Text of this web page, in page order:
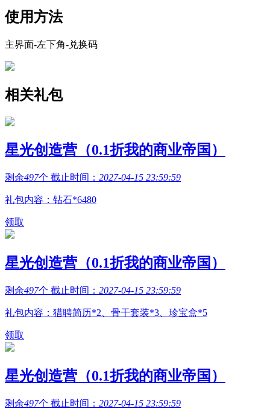
使用方法
主界面-左下角-兑换码
相关礼包
星光创造营（0.1折我的商业帝国）
剩余497个 截止时间： 2027-04-15 23:59:59
礼包内容：钻石*6480
领取
星光创造营（0.1折我的商业帝国）
剩余497个 截止时间： 2027-04-15 23:59:59
礼包内容：猎聘简历*2、骨干套装*3、珍宝盒*5
领取
星光创造营（0.1折我的商业帝国）
剩余497个 截止时间： 2027-04-15 23:59:59